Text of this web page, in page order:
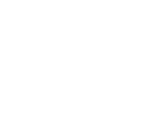
Directa